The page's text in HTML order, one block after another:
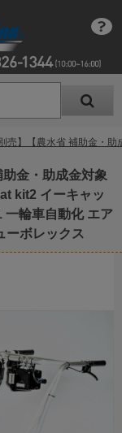
売】【農水省 補助金・
助金・助成金対象
kit2 イーキャッ
一輪車自動化 エア
ーボレックス